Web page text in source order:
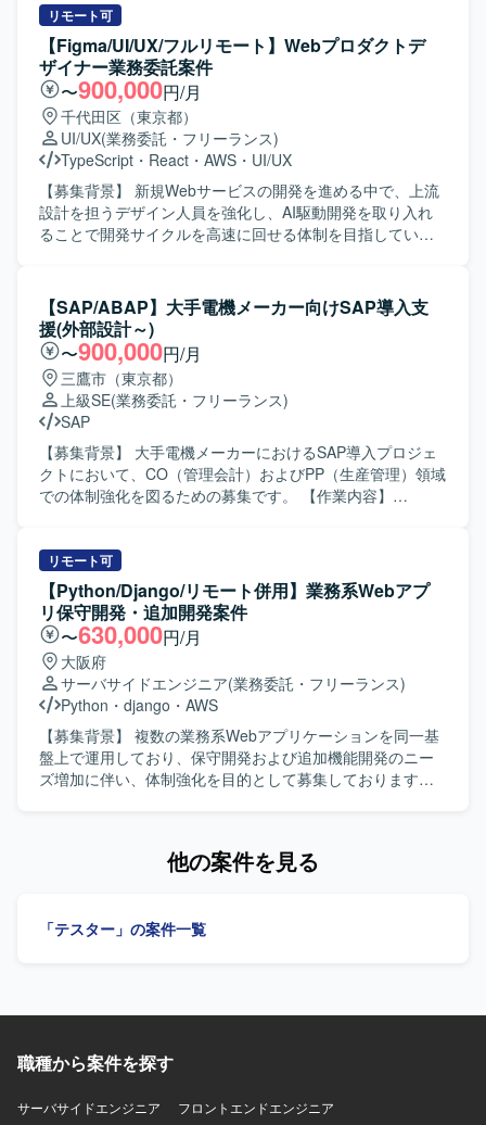
リモート可
【Figma/UI/UX/フルリモート】Webプロダクトデ
ザイナー業務委託案件
〜900,000円/月
千代田区（東京都）
UI/UX(業務委託・フリーランス)
TypeScript ・ React ・ AWS ・ UI/UX
【募集背景】 新規Webサービスの開発を進める中で、上流
設計を担うデザイン人員を強化し、AI駆動開発を取り入れ
ることで開発サイクルを高速に回せる体制を目指している
ます。ユーザーヒアリングを通じたニーズ・課題の把握、
ユーザーストーリーおよびユースケースの定義、業務フロ
ーの整理を行い、サービス全体の情報アーキテクチャ設計
と画面設計を実施していただきます。Figmaを用いたワイヤ
ーフレームやモックアップ、インタラクティブなプロトタ
イプの作成を行い、開発チームやステークホルダーと仕様
をすり合わせながら意思決定から実装までを一気通貫で推
進していただきます。また、競合サービスの調査・分析を
通じて自社サービスの改善点や差別化ポイントを明確に
し、実装後の動作確認や受入テスト、品質確認まで担当し
を求めています。能動的かつ自立的に仕事に取り組み、成
果にこだわりながらデータドリブンに意思決定できる方が
望ましいです。チームとして助け合いながら業務を遂行で
き、失敗を恐れず前向きにチャレンジできる方、自らステ
ークホルダーと積極的にコミュニケーションを取り事業を
推進してくださる方を歓迎いたします。 【ポジションの魅
力】 モダンなWeb開発チームの一員として、新規プロダク
トの企画・設計段階から関わることができます。AIを用い
たSpec Driven Developmentなど、最新の開発手法を実務の
中で経験できる環境です。ライブラリや技術選定にも関与
でき、契約形態にかかわらず設計・実装・コードレビュー
きるポジションです。 【開発環境】 フロントエンドは
AWSとCDKを利用し、ソースコード管理およびCI/CDには
ション環境が整備されています。AIを活用したSpec Driven
も導入されています。
【SAP/ABAP】大手電機メーカー向けSAP導入支
援(外部設計～)
〜900,000円/月
三鷹市（東京都）
上級SE(業務委託・フリーランス)
SAP
【募集背景】 大手電機メーカーにおけるSAP導入プロジェ
クトにおいて、CO（管理会計）およびPP（生産管理）領域
での体制強化を図るための募集です。 【作業内容】
担当いただきます。具体的には、標準機能およびアドオン
機能に関する要件整理や外部設計、エラー発生時の原因分
析と修正方針の検討、ABAPアドオンのデバッグ結果を踏ま
えた不具合判定などを行っていただきます。また、管理会
計および生産管理に関する業務フロー理解をもとに、関連
トランザクションの確認や業務部門との認識合わせなども
行っていただきます。 【求める人物像】 自身のタスクに責
任感を持ち、主体的に業務を遂行できる方を求めていま
す。関係者とのコミュニケーションを円滑に行いながら、
課題に対して前向きに取り組んでいただける方を歓迎いた
します。 【ポジションの魅力】 大手電機メーカー向けの大
携わることで、上流工程から一連のプロセスを経験できる
を行う構成となっています。
リモート可
【Python/Django/リモート併用】業務系Webアプ
リ保守開発・追加開発案件
〜630,000円/月
大阪府
サーバサイドエンジニア(業務委託・フリーランス)
Python ・ django ・ AWS
【募集背景】 複数の業務系Webアプリケーションを同一基
盤上で運用しており、保守開発および追加機能開発のニー
ズ増加に伴い、体制強化を目的として募集しております。
合対応、認証まわりや画面機能追加、マスタ変更に伴うバ
の改修・検証・リリース支援、設計書・テスト仕様書・リ
の構造を理解しながら、自ら調査し主体的に課題解決に取
と協調しつつ、ドキュメント作成やレビュー指摘対応など
ンの魅力】 複数の業務系Webアプリを同一基盤で扱うた
他の案件を見る
「テスター」の案件一覧
職種から案件を探す
サーバサイドエンジニア
フロントエンドエンジニア